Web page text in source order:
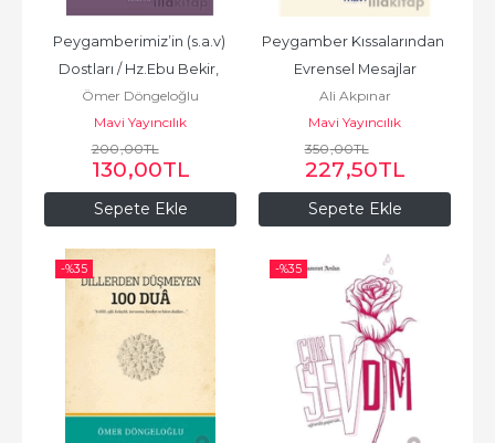
Sepete Ekle
Peygamberimiz’in (s.a.v)
Dostları / Hz.Ebu Bekir,
Hz.Ömer, Hz.Osman,...
Ömer Döngeloğlu
Mavi Yayıncılık
200,00TL
130,00TL
Sepete Ekle
Peygamber Kıssalarından
Evrensel Mesajlar
Ali Akpınar
Mavi Yayıncılık
350,00TL
227,50TL
-%35 -%35